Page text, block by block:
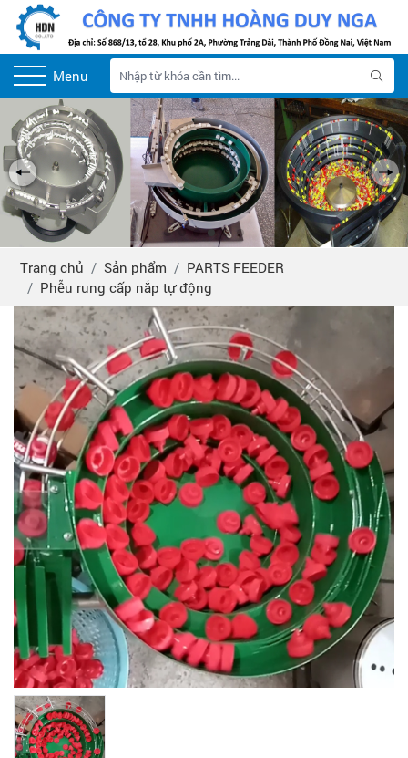
Menu
Trang chủ Sản phẩm
PARTS FEEDER
Phễu rung cấp nắp tự động